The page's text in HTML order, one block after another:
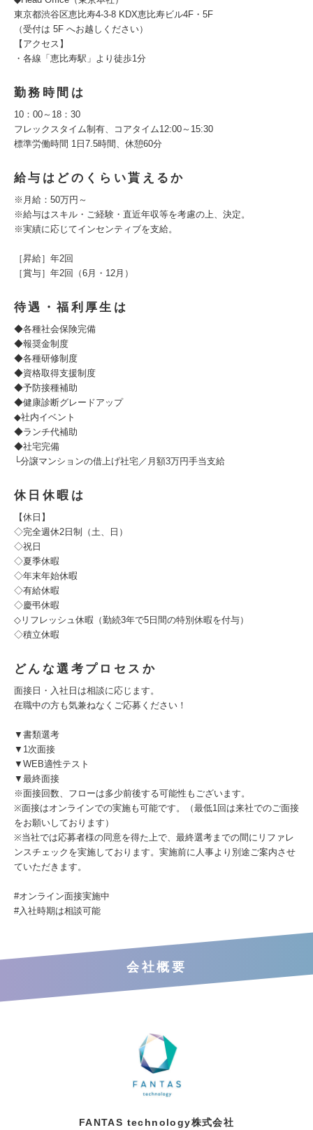
東京都渋谷区恵比寿4-3-8 KDX恵比寿ビル4F・5F
（受付は 5F へお越しください）
【アクセス】
・各線「恵比寿駅」より徒歩1分
勤務時間は
10：00～18：30
フレックスタイム制有、コアタイム12:00～15:30
標準労働時間 1日7.5時間、休憩60分
給与はどのくらい貰えるか
※月給：50万円～
※給与はスキル・ご経験・直近年収等を考慮の上、決定。
※実績に応じてインセンティブを支給。
［昇給］年2回
［賞与］年2回（6月・12月）
待遇・福利厚生は
◆各種社会保険完備
◆報奨金制度
◆各種研修制度
◆資格取得支援制度
◆予防接種補助
◆健康診断グレードアップ
◆社内イベント
◆ランチ代補助
◆社宅完備
└分譲マンションの借上げ社宅／月額3万円手当支給
休日休暇は
【休日】
◇完全週休2日制（土、日）
◇祝日
◇夏季休暇
◇年末年始休暇
◇有給休暇
◇慶弔休暇
◇リフレッシュ休暇（勤続3年で5日間の特別休暇を付与）
◇積立休暇
どんな選考プロセスか
面接日・入社日は相談に応じます。
在職中の方も気兼ねなくご応募ください！
▼書類選考
▼1次面接
▼WEB適性テスト
▼最終面接
※面接回数、フローは多少前後する可能性もございます。
※面接はオンラインでの実施も可能です。（最低1回は来社でのご面接
をお願いしております）
※当社では応募者様の同意を得た上で、最終選考までの間にリファレ
ンスチェックを実施しております。実施前に人事より別途ご案内させ
ていただきます。
#オンライン面接実施中
#⼊社時期は相談可能
会社概要
FANTAS technology株式会社